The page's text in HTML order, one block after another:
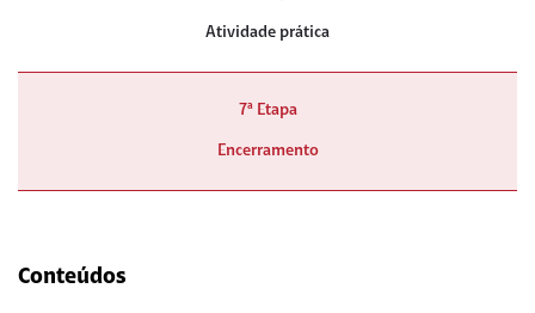
Atividade prática
7ª Etapa
Encerramento
Conteúdos